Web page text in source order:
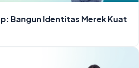
Bangun Identitas Merek Kuat